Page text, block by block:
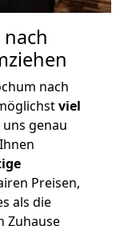
nach
viel
uns genau
Preisen,
als die
Zuhause